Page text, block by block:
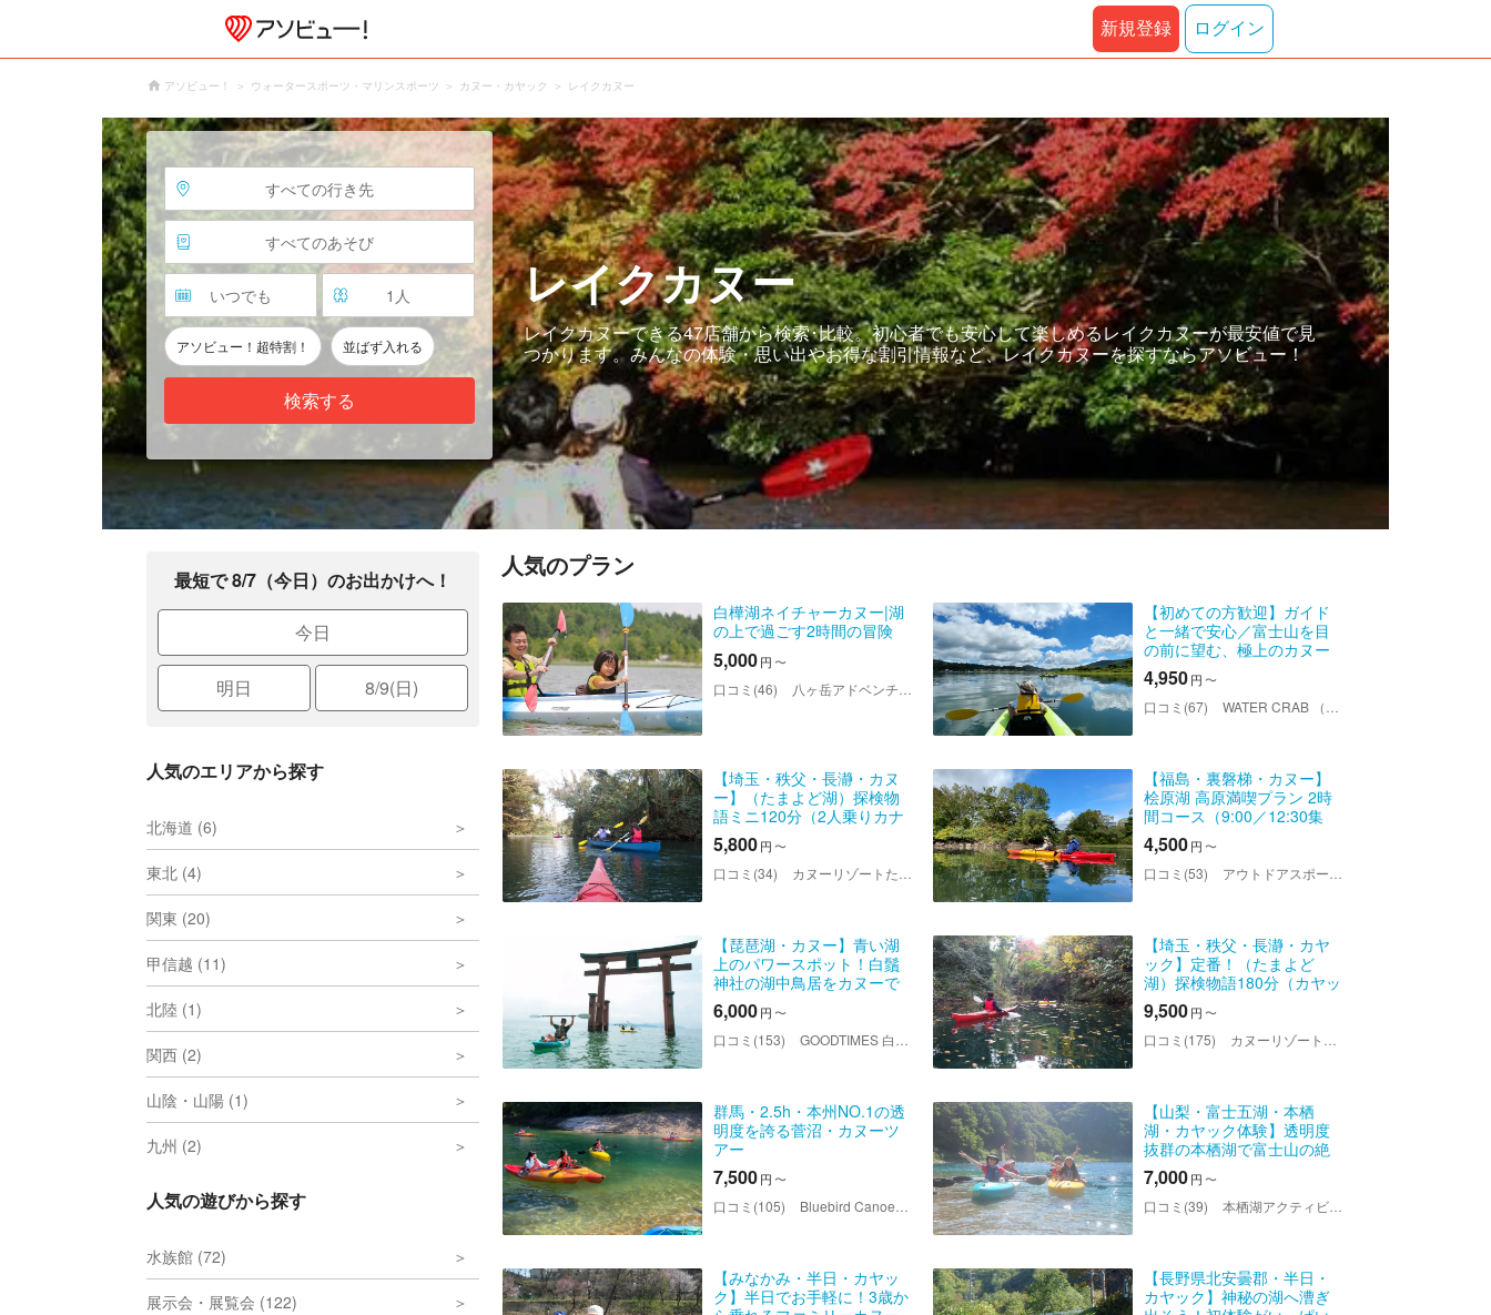
新規登録 ログイン
アソビュー！ ウォータースポーツ・マリンスポーツ カヌー・カヤック レイクカヌー
すべての行き先
すべてのあそび
いつでも 1 人
アソビュー！超特割！ 並ばず入れる
検索する
レイクカヌー
レイクカヌーできる47店舗から検索･比較。初心者でも安心して楽しめるレイクカヌーが最安値で見
つかります。みんなの体験・思い出やお得な割引情報など、レイクカヌーを探すならアソビュー！
最短で 8/7（今日）のお出かけへ！
今日
明日 8/9(日)
人気のエリアから探す
北海道 (6)
東北 (4)
関東 (20)
甲信越 (11)
北陸 (1)
関西 (2)
山陰・山陽 (1)
九州 (2)
人気の遊びから探す
水族館 (72)
展示会・展覧会 (122)
人気のプラン
白樺湖ネイチャーカヌー|湖
の上で過ごす2時間の冒険
5,000円 〜
口コミ(46) 八ヶ岳アドベンチャーツアーズ
【初めての方歓迎】ガイド
と一緒で安心／富士山を目
の前に望む、極上のカヌー
体験（2時間） ＜山梨・山中
湖＞
4,950円 〜
口コミ(67) WATER CRAB （ウォータークラブ）
【埼玉・秩父・長瀞・カヌ
ー】（たまよど湖）探検物
語ミニ120分（2人乗りカナ
ディアン・カヤックパド
ル）
5,800円 〜
口コミ(34) カヌーリゾートたまよど
【福島・裏磐梯・カヌー】
桧原湖 高原満喫プラン 2時
間コース（9:00／12:30集
合）
4,500円 〜
口コミ(53) アウトドアスポーツクラブ バックス 桧原湖店
【琵琶湖・カヌー】青い湖
上のパワースポット！白鬚
神社の湖中鳥居をカヌーで
参拝しよう！
6,000円 〜
口コミ(153) GOODTIMES 白ひげ浜店
【埼玉・秩父・長瀞・カヤ
ック】定番！（たまよど
湖）探検物語180分（カヤッ
ク1人乗り）
9,500円 〜
口コミ(175) カヌーリゾートたまよど
群馬・2.5h・本州NO.1の透
明度を誇る菅沼・カヌーツ
アー
7,500円 〜
口コミ(105) Bluebird Canoe（ブルーバードカヌー）
【山梨・富士五湖・本栖
湖・カヤック体験】透明度
抜群の本栖湖で富士山の絶
景を堪能できるカヤック体
験！四季折々の景色を家族
や友達と楽しもう♪ワンちゃ
7,000円 〜
口コミ(39) 本栖湖アクティビティセンター
【みなかみ・半日・カヤッ
ク】半日でお手軽に！3歳か
【長野県北安曇郡・半日・
カヤック】神秘の湖へ漕ぎ